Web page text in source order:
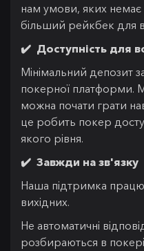
нам умови, яких немає
більший рейкбек для
✔️ Доступність для
Мінімальний депозит
покерної
можна почати грати
це робить покер
якого рівня.
✔️ Завжди на зв'язку
Наша підтримка
вихідних.
Не автоматичні
розбираються в